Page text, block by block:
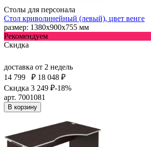
Столы для персонала
Стол криволинейный (левый), цвет венге
размер: 1380х900х755 мм
Рекомендуем
Скидка
доставка от 2 недель
14 799
₽ 18 048 ₽
Скидка 3 249 ₽-18%
арт. 7001081
В корзину